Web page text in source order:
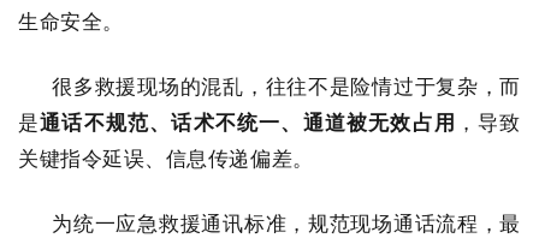
生命安全。
很多救援现场的混乱，往往不是险情过于复杂，而
是通话不规范、话术不统一、通道被无效占用 ，导致
关键指令延误、信息传递偏差。
为统一应急救援通讯标准，规范现场通话流程，最